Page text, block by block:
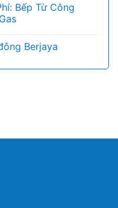
Bếp Từ Công
Berjaya